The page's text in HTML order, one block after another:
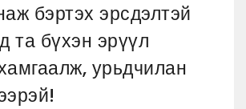
бэртэх эрсдэлтэй
та бүхэн эрүүл
урьдчилан